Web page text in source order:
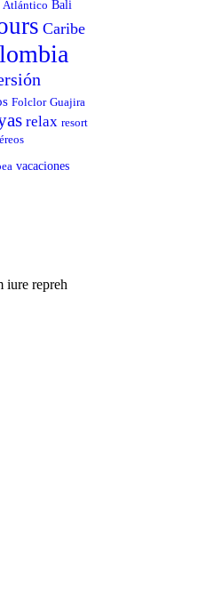
Atlántico Bali
Caribe
Folclor Guajira
relax resort
vacaciones
iure repreh